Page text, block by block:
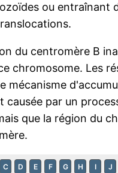
ou entraînant
du centromère B
chromosome. Les
mécanisme
causée par un
que la région du
C D E F G H I J